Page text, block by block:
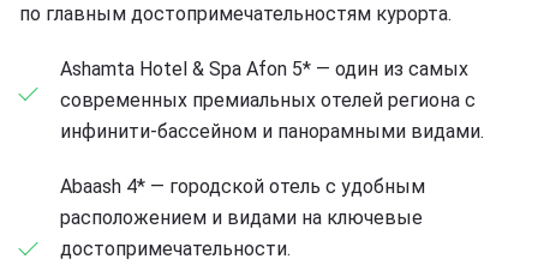
по главным достопримечательностям курорта.
Ashamta Hotel & Spa Afon 5* — один из самых
современных премиальных отелей региона с
инфинити-бассейном и панорамными видами.
Abaash 4* — городской отель с удобным
расположением и видами на ключевые
достопримечательности.